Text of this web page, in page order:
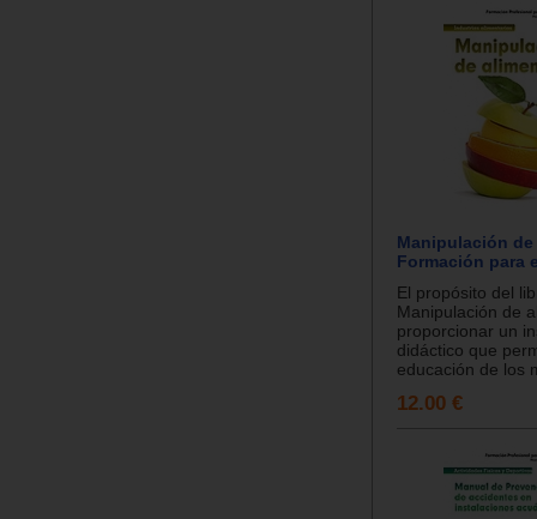
Manipulación
Formación para
El propósito del
Manipulación de
proporcionar un
didáctico que
educación de los
12.00 €